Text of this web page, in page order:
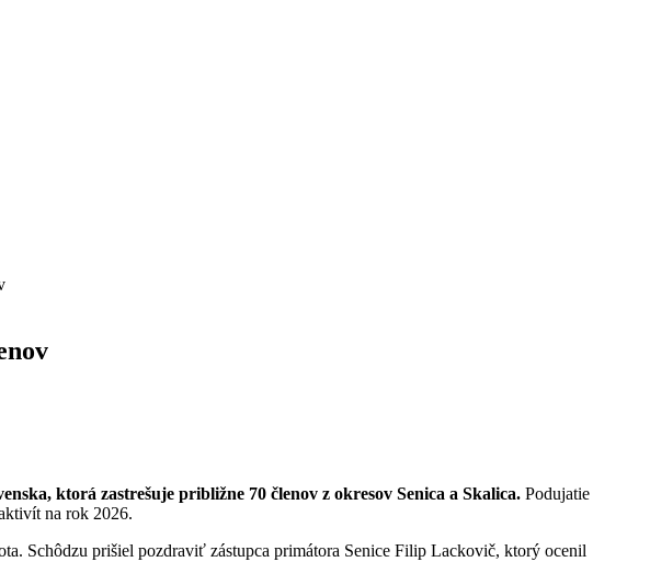
ktorá zastrešuje približne 70 členov z okresov Senica a Skalica. Podujatie
na rok 2026.
Schôdzu prišiel pozdraviť zástupca primátora Senice Filip Lackovič, ktorý ocenil